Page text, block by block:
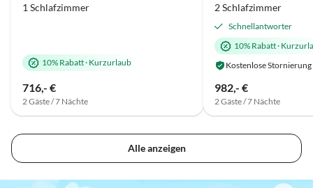
1 Schlafzimmer
10% Rabatt· Kurzurlaub
716,- €
2 Gäste / 7 Nächte
2 Schlafzimmer
Schnellantworter
10% Rabatt·
Kostenlose Stornierung
982,- €
2 Gäste / 7 Nächte
Alle anzeigen